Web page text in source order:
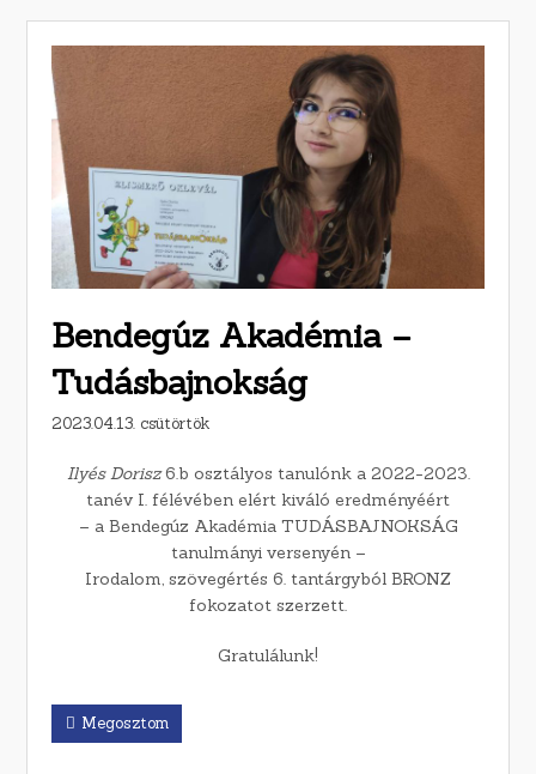
Bendegúz Akadémia –
Tudásbajnokság
2023.04.13. csütörtök
Ilyés Dorisz6.b osztályos tanulónk a 2022-2023.
tanév I. félévében elért kiváló eredményéért
– a Bendegúz Akadémia TUDÁSBAJNOKSÁG
tanulmányi versenyén –
Irodalom, szövegértés 6. tantárgyból BRONZ
fokozatot szerzett.
Gratulálunk!
Megosztom